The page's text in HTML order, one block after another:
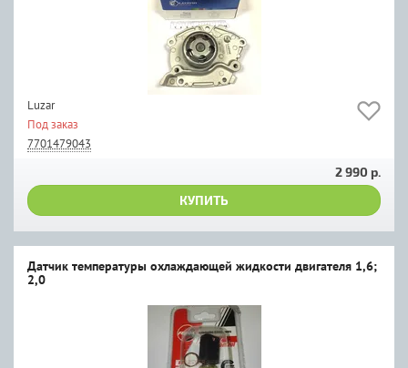
Luzar
Под заказ
7701479043
2 990 р.
КУПИТЬ
Датчик температуры охлаждающей жидкости двигателя 1,6;
2,0